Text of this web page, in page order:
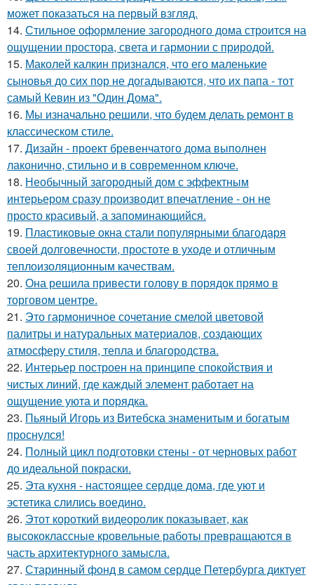
может показаться на первый взгляд.
14. Стильное оформление загородного дома строится на
ощущении простора, света и гармонии с природой.
15. Маколей калкин признался, что его маленькие
сыновья до сих пор не догадываются, что их папа - тот
самый Кевин из "Один Дома".
16. Мы изначально решили, что будем делать ремонт в
классическом стиле.
17. Дизайн - проект бревенчатого дома выполнен
лаконично, стильно и в современном ключе.
18. Необычный загородный дом с эффектным
интерьером сразу производит впечатление - он не
просто красивый, а запоминающийся.
19. Пластиковые окна стали популярными благодаря
своей долговечности, простоте в уходе и отличным
теплоизоляционным качествам.
20. Она решила привести голову в порядок прямо в
торговом центре.
21. Это гармоничное сочетание смелой цветовой
палитры и натуральных материалов, создающих
атмосферу стиля, тепла и благородства.
22. Интерьер построен на принципе спокойствия и
чистых линий, где каждый элемент работает на
ощущение уюта и порядка.
23. Пьяный Игорь из Витебска знаменитым и богатым
проснулся!
24. Полный цикл подготовки стены - от черновых работ
до идеальной покраски.
25. Эта кухня - настоящее сердце дома, где уют и
эстетика слились воедино.
26. Этот короткий видеоролик показывает, как
высококлассные кровельные работы превращаются в
часть архитектурного замысла.
27. Старинный фонд в самом сердце Петербурга диктует